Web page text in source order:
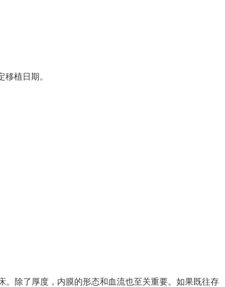
植日期。
。除了厚度，内膜的形态和血流也至关重要。如果既往存